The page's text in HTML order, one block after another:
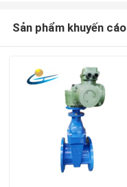
Sản phẩm khuyến cáo